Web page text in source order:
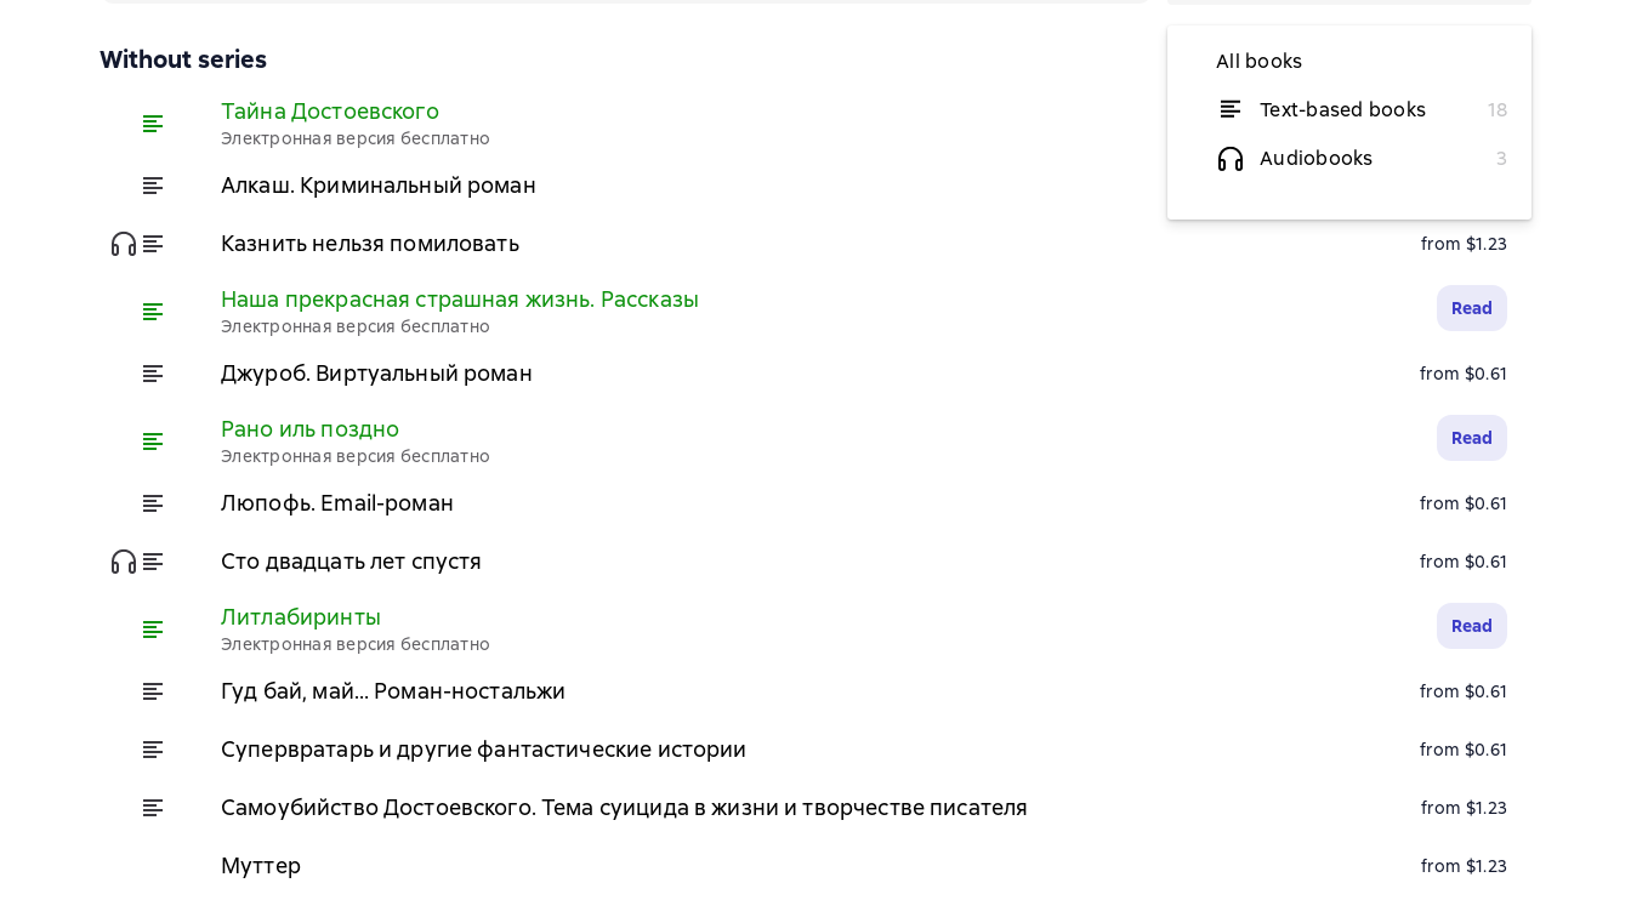
All books
Text-based books
18
Audiobooks
3
Without series
Тайна Достоевского
Электронная версия бесплатно
Read
Алкаш. Криминальный роман
Казнить нельзя помиловать from $1.23
Наша прекрасная страшная жизнь. Рассказы
Электронная версия бесплатно
Read
Джуроб. Виртуальный роман from $0.61
Рано иль поздно
Электронная версия бесплатно
Read
Люпофь. Email-роман from $0.61
Сто двадцать лет спустя from $0.61
Литлабиринты
Электронная версия бесплатно
Read
Гуд бай, май… Роман-ностальжи from $0.61
Супервратарь и другие фантастические истории from $0.61
Самоубийство Достоевского. Тема суицида в жизни и творчестве писателя from $1.23
Муттер from $1.23